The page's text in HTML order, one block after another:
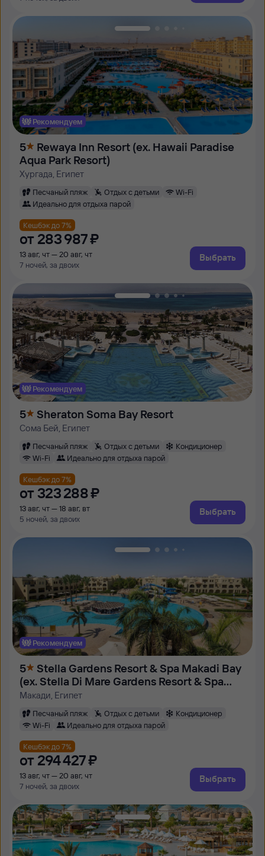
Рекомендуем
5
Rewaya Inn Resort (ex. Hawaii Paradise
Aqua Park Resort)
Хургада, Египет
Песчаный пляж Отдых с детьми
Wi-Fi
Идеально для отдыха парой
Кешбэк до 7%
от 283 ⁠987 ⁠₽
13 авг, чт — 20 авг, чт
7 ночей, за двоих
Выбрать
Рекомендуем
5 Sheraton Soma Bay Resort
Сома Бей, Египет
Песчаный пляж Отдых с детьми
Кондиционер
Wi-Fi
Идеально для отдыха парой
Кешбэк до 7%
от 323 ⁠288 ⁠₽
13 авг, чт — 18 авг, вт
5 ночей, за двоих
Выбрать
Рекомендуем
5
Stella Gardens Resort & Spa Makadi Bay
(ex. Stella Di Mare Gardens Resort & Spa
Makadi Bay)
Макади, Египет
Песчаный пляж Отдых с детьми
Кондиционер
Wi-Fi
Идеально для отдыха парой
Кешбэк до 7%
от 294 ⁠427 ⁠₽
13 авг, чт — 20 авг, чт
7 ночей, за двоих
Выбрать